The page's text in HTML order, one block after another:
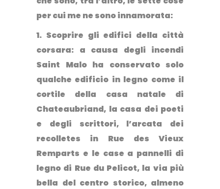
per cui me ne sono innamorata:
1. Scoprire gli edifici della città
corsara: a causa degli incendi
Saint Malo ha conservato solo
qualche edificio in legno come il
cortile della casa natale di
Chateaubriand, la casa dei poeti
e degli scrittori, l’arcata dei
recolletes in Rue des Vieux
Remparts e le case a pannelli di
legno di Rue du Pelicot, la via più
bella del centro storico, almeno